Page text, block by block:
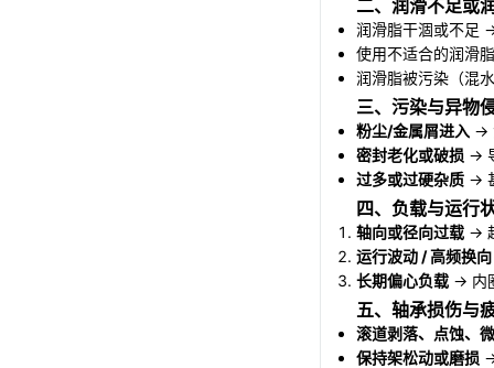
二、润滑不足或
润滑脂干涸或不足
使用不适合的润滑
润滑脂被污染（混
三、污染与异物
粉尘/金属屑进入 →
密封老化或破损 →
过多或过硬杂质 →
四、负载与运行
轴向或径向过载 →
运行波动 / 高频换
长期偏心负载 → 内
五、轴承损伤与
滚道剥落、点蚀、
保持架松动或磨损